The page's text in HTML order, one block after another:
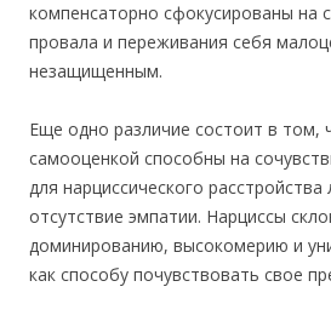
компенсаторно сфокусированы на
провала и переживания себя
незащищенным.
Еще одно различие состоит в том,
самооценкой способны на
для нарциссического
отсутствие эмпатии. Нарциссы
доминированию, высокомерию и
как способу почувствовать свое